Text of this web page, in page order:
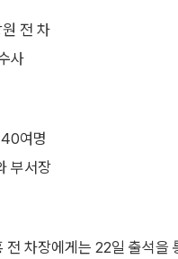
전 차
사
여명
부서장
차장에게는 22일 출석을